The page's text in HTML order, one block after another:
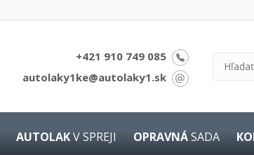
+421 910 749 085
autolaky1ke@autolaky1.sk
AUTOLAKV SPREJI OPRAVNÁSADA